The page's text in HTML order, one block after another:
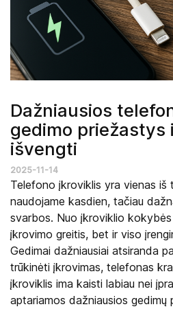
Dažniausios
gedimo priežastys
išvengti
2025-11-14
Telefono įkroviklis yra vienas iš
naudojame kasdien, tačiau
svarbos. Nuo įkroviklio
įkrovimo greitis, bet ir viso
Gedimai dažniausiai atsiranda
trūkinėti įkrovimas, telefonas
įkroviklis ima kaisti labiau nei
aptariamos dažniausios gedimų